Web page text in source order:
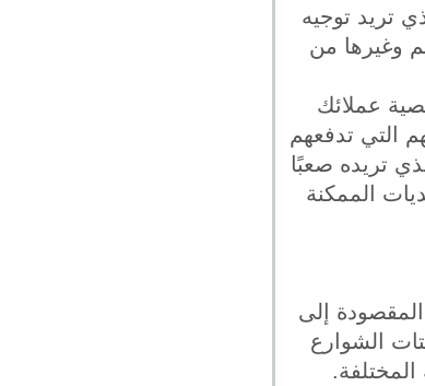
تريد توجيه
وغيرها من
عملائك
التي تدفعهم
تريده صعبًا
الممكنة
إلى
الشوارع